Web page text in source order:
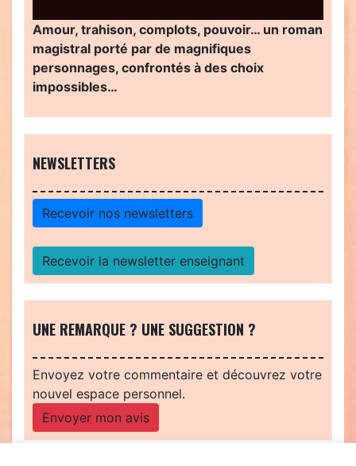
Amour, trahison, complots, pouvoir… un roman
magistral porté par de magnifiques
personnages, confrontés à des choix
impossibles…
NEWSLETTERS
Recevoir nos newsletters
Recevoir la newsletter enseignant
UNE REMARQUE ? UNE SUGGESTION ?
Envoyez votre commentaire et découvrez votre
nouvel espace personnel.
Envoyer mon avis